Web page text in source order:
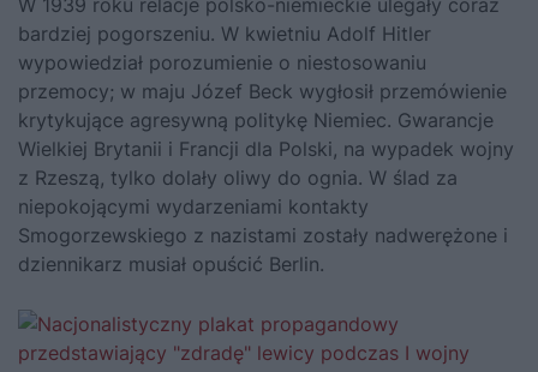
bardziej pogorszeniu. W kwietniu Adolf Hitler
wypowiedział porozumienie o niestosowaniu
przemocy; w maju Józef Beck wygłosił przemówienie
krytykujące agresywną politykę Niemiec. Gwarancje
Wielkiej Brytanii i Francji dla Polski, na wypadek wojny
z Rzeszą, tylko dolały oliwy do ognia. W ślad za
niepokojącymi wydarzeniami kontakty
Smogorzewskiego z nazistami zostały nadwerężone i
dziennikarz musiał opuścić Berlin.